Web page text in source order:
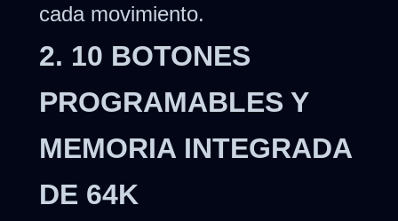
cada movimiento.
2. 10 BOTONES
PROGRAMABLES Y
MEMORIA INTEGRADA
DE 64K